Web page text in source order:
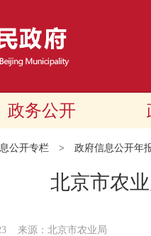
政务公开
公开专栏 > 政府信息公开年
北京市农
来源：北京市农业局